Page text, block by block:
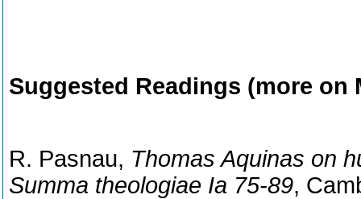
Suggested Readings (more on
R. Pasnau, Thomas Aquinas on
Summa theologiae Ia 75-89,